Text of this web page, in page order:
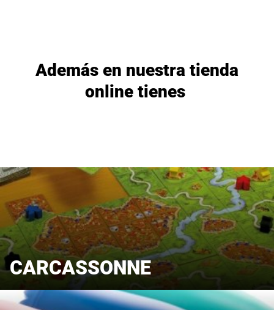
Además en nuestra tienda
online tienes
CARCASSONNE